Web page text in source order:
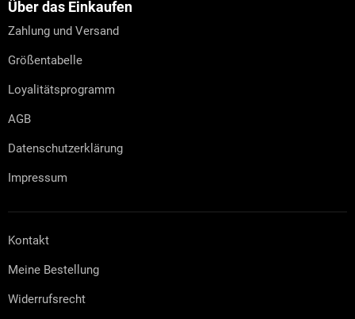
Über das Einkaufen
Zahlung und Versand
Größentabelle
Loyalitätsprogramm
AGB
Datenschutzerklärung
Impressum
Kontakt
Meine Bestellung
Widerrufsrecht